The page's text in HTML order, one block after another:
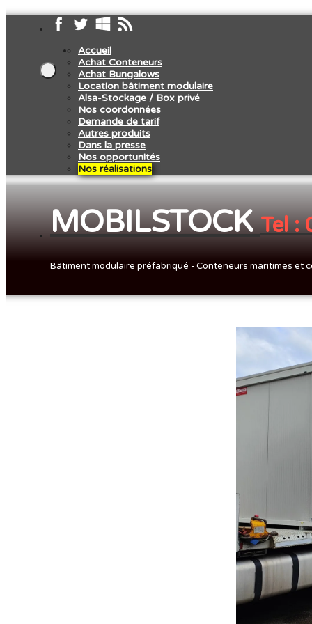
Accueil
Achat Conteneurs
Achat Bungalows
Location bâtiment modulaire
Alsa-Stockage / Box privé
Nos coordonnées
Demande de tarif
Autres produits
Dans la presse
Nos opportunités
Nos réalisations
MOBILSTOCKTel :
Bâtiment modulaire préfabriqué - Conteneurs maritimes et